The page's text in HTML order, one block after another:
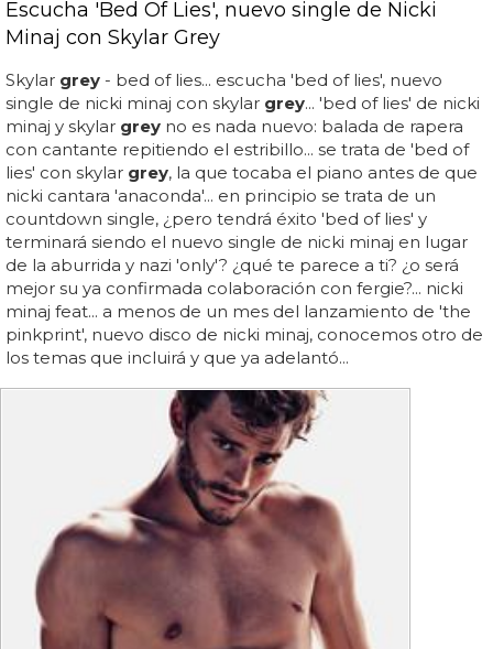
Escucha 'Bed Of Lies', nuevo single de Nicki
Minaj con Skylar Grey
Skylar grey - bed of lies... escucha 'bed of lies', nuevo
single de nicki minaj con skylar grey... 'bed of lies' de nicki
minaj y skylar grey no es nada nuevo: balada de rapera
con cantante repitiendo el estribillo... se trata de 'bed of
lies' con skylar grey, la que tocaba el piano antes de que
nicki cantara 'anaconda'... en principio se trata de un
countdown single, ¿pero tendrá éxito 'bed of lies' y
terminará siendo el nuevo single de nicki minaj en lugar
de la aburrida y nazi 'only'? ¿qué te parece a ti? ¿o será
mejor su ya confirmada colaboración con fergie?... nicki
minaj feat... a menos de un mes del lanzamiento de 'the
pinkprint', nuevo disco de nicki minaj, conocemos otro de
los temas que incluirá y que ya adelantó...